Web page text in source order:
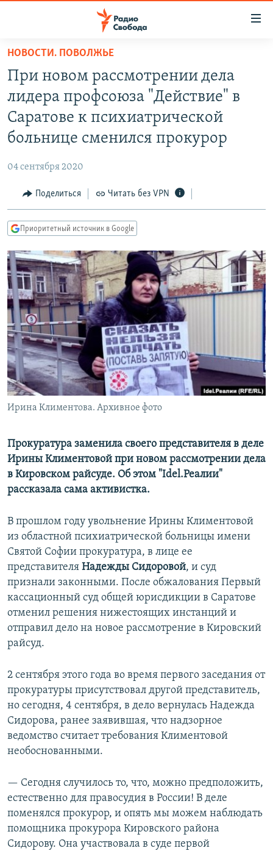
упрощенного
доступа
основному
содержанию
навигации
Вернутся
ПОДКАСТЫ
АВТОРСКИЕ ПРОЕКТЫ
ЦИТАТЫ СВОБОДЫ
КУЛЬТУРА
IDEL.РЕАЛИИ
КАВКАЗ.РЕАЛИИ
СИБИРЬ.РЕАЛИИ
РАСПИСАНИЕ ВЕЩАНИЯ
ПОДПИШИТЕСЬ НА РАССЫЛКУ
СОЦИАЛЬНЫЕ СЕТИ
НОВОСТИ. ПОВОЛЖЬЕ
При новом рассмотрении дела
лидера профсоюза "Действие" в
Саратове к психиатрической
больнице сменился прокурор
04 сентября 2020
Поделиться Читать без VPN
Приоритетный источник в Google
Ирина Климентова. Архивное фото
Прокуратура заменила своего представителя в деле
Ирины Климентовой при новом рассмотрении дела
в Кировском райсуде. Об этом "Idel.Реалии"
рассказала сама активистка.
В прошлом году увольнение Ирины Климентовой
из областной психиатрической больницы имени
Святой Софии прокуратура, в лице ее
представителя Надежды Сидоровой, и суд
признали законными. После обжалования Первый
кассационный суд общей юрисдикции в Саратове
отменил решения нижестоящих инстанций и
отправил дело на новое рассмотрение в Кировский
райсуд.
2 сентября этого года во время первого заседания от
прокуратуры присутствовал другой представитель,
но сегодня, 4 сентября, в дело вернулась Надежда
Сидорова, ранее заявившая, что надзорное
ведомство считает требования Климентовой
необоснованными.
— Сегодня случилось то, что, можно предположить,
естественно для правосудия в России! В деле
поменялся прокурор, и опять мы можем наблюдать
помощника прокурора Кировского района
Сидорову. Она участвовала в суде первой